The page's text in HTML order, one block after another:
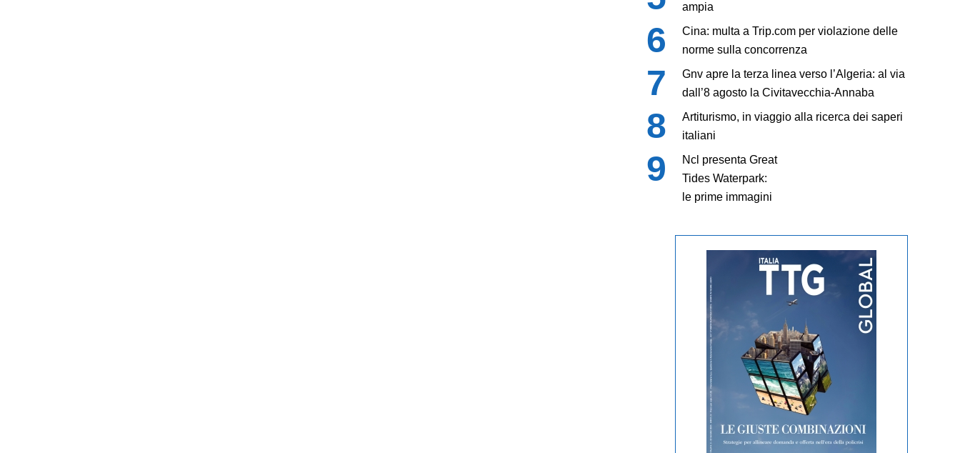
ampia
Cina: multa a Trip.com per violazione delle
norme sulla concorrenza
Gnv apre la terza linea verso l’Algeria: al via
dall’8 agosto la Civitavecchia-Annaba
Artiturismo, in viaggio alla ricerca dei saperi
italiani
Ncl presenta Great
Tides Waterpark:
le prime immagini